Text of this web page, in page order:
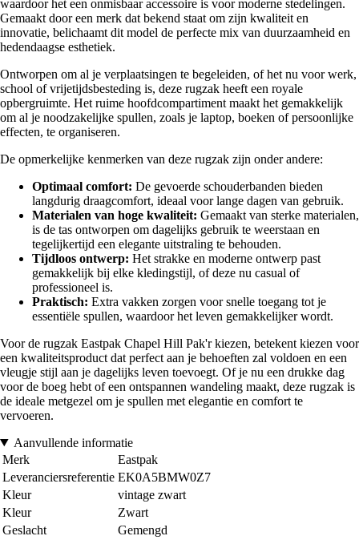
waardoor het een onmisbaar accessoire is voor moderne stedelingen.
Gemaakt door een merk dat bekend staat om zijn kwaliteit en
innovatie, belichaamt dit model de perfecte mix van duurzaamheid en
hedendaagse esthetiek.
Ontworpen om al je verplaatsingen te begeleiden, of het nu voor werk,
school of vrijetijdsbesteding is, deze rugzak heeft een royale
opbergruimte. Het ruime hoofdcompartiment maakt het gemakkelijk
om al je noodzakelijke spullen, zoals je laptop, boeken of persoonlijke
effecten, te organiseren.
De opmerkelijke kenmerken van deze rugzak zijn onder andere:
Optimaal comfort: De gevoerde schouderbanden bieden
langdurig draagcomfort, ideaal voor lange dagen van gebruik.
Materialen van hoge kwaliteit: Gemaakt van sterke materialen,
is de tas ontworpen om dagelijks gebruik te weerstaan en
tegelijkertijd een elegante uitstraling te behouden.
Tijdloos ontwerp: Het strakke en moderne ontwerp past
gemakkelijk bij elke kledingstijl, of deze nu casual of
professioneel is.
Praktisch: Extra vakken zorgen voor snelle toegang tot je
essentiële spullen, waardoor het leven gemakkelijker wordt.
Voor de rugzak Eastpak Chapel Hill Pak'r kiezen, betekent kiezen voor
een kwaliteitsproduct dat perfect aan je behoeften zal voldoen en een
vleugje stijl aan je dagelijks leven toevoegt. Of je nu een drukke dag
voor de boeg hebt of een ontspannen wandeling maakt, deze rugzak is
de ideale metgezel om je spullen met elegantie en comfort te
vervoeren.
Aanvullende informatie
Merk
Eastpak
Leveranciersreferentie EK0A5BMW0Z7
Kleur
vintage zwart
Kleur
Zwart
Geslacht
Gemengd